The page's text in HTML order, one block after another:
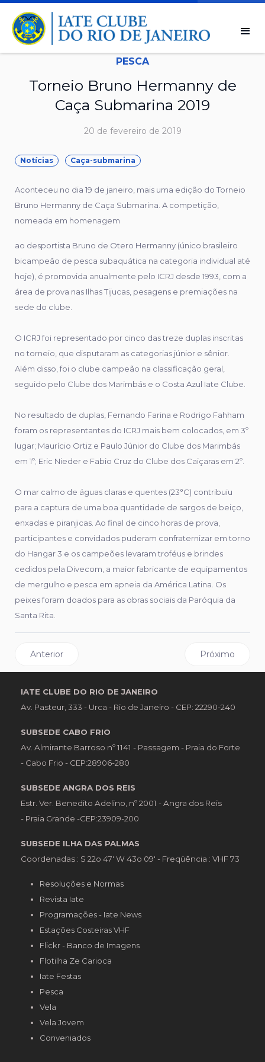
PESCA
Torneio Bruno Hermanny de
Caça Submarina 2019
20 de fevereiro de 2019
Notícias Caça-submarina
Aconteceu no dia 19 de janeiro, mais uma edição do Torneio
Bruno Hermanny de Caça Submarina. A competição,
nomeada em homenagem
ao desportista Bruno de Otero Hermanny (único brasileiro
bicampeão de pesca subaquática na categoria individual até
hoje), é promovida anualmente pelo ICRJ desde 1993, com a
área de prova nas Ilhas Tijucas, pesagens e premiações na
sede do clube.
O ICRJ foi representado por cinco das treze duplas inscritas
no torneio, que disputaram as categorias júnior e sênior.
Além disso, foi o clube campeão na classificação geral,
seguido pelo Clube dos Marimbás e o Costa Azul Iate Clube.
No resultado de duplas, Fernando Farina e Rodrigo Fahham
foram os representantes do ICRJ mais bem colocados, em 3º
lugar; Maurício Ortiz e Paulo Júnior do Clube dos Marimbás
em 1º; Eric Nieder e Fabio Cruz do Clube dos Caiçaras em 2º.
O mar calmo de águas claras e quentes (23°C) contribuiu
para a captura de uma boa quantidade de sargos de beiço,
enxadas e piranjicas. Ao final de cinco horas de prova,
participantes e convidados puderam confraternizar em torno
do Hangar 3 e os campeões levaram troféus e brindes
cedidos pela Divecom, a maior fabricante de equipamentos
de mergulho e pesca em apneia da América Latina. Os
peixes foram doados para as obras sociais da Paróquia da
Santa Rita.
Artigo anterior: Encerramento da Temporada de Pesca
Anterior Próximo artigo:
Próximo
IATE CLUBE DO RIO DE JANEIRO
Av. Pasteur, 333 - Urca - Rio de Janeiro - CEP: 22290-240
SUBSEDE CABO FRIO
Av. Almirante Barroso nº 1141 - Passagem - Praia do Forte
- Cabo Frio - CEP:28906-280
SUBSEDE ANGRA DOS REIS
Estr. Ver. Benedito Adelino, nº 2001 - Angra dos Reis
- Praia Grande -CEP:23909-200
SUBSEDE ILHA DAS PALMAS
Coordenadas : S 22o 47' W 43o 09' - Freqüência : VHF 73
Resoluções e Normas
Revista Iate
Programações - Iate News
Estações Costeiras VHF
Flickr - Banco de Imagens
Flotilha Ze Carioca
Iate Festas
Pesca
Vela
Vela Jovem
Conveniados